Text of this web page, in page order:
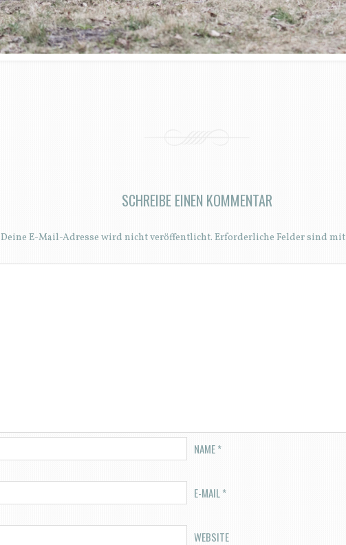
SCHREIBE EINEN KOMMENTAR
Deine E-Mail-Adresse wird nicht veröffentlicht. Erforderliche Felder sind mit
NAME*
E-MAIL *
WEBSITE